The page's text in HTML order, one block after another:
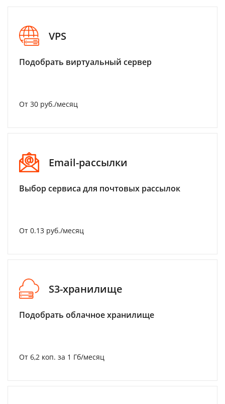
VPS
Подобрать виртуальный сервер
От 30 руб./месяц
Email-рассылки
Выбор сервиса для почтовых рассылок
От 0.13 руб./месяц
S3-хранилище
Подобрать облачное хранилище
От 6,2 коп. за 1 Гб/месяц